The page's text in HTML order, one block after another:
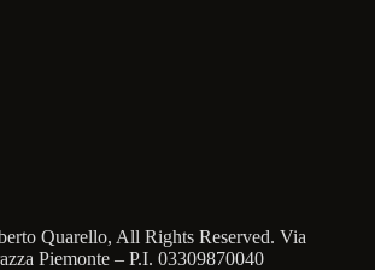
Quarello, All Rights Reserved. Via
Piemonte – P.I. 03309870040